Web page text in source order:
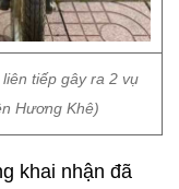
tiếp gây ra 2 vụ
Hương Khê)
khai nhận đã